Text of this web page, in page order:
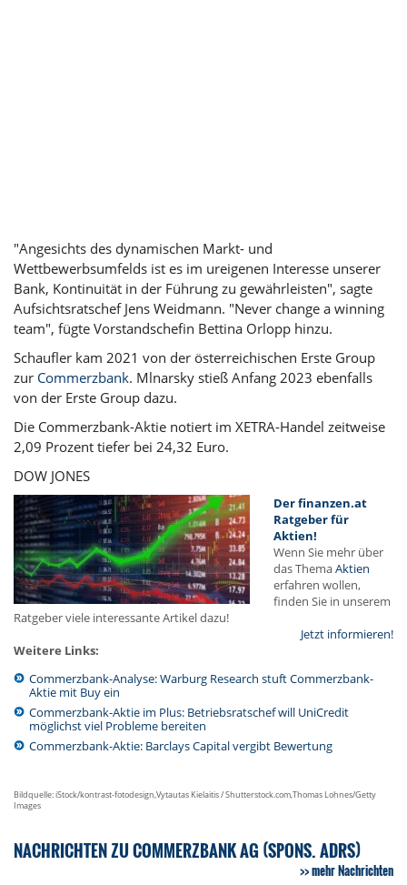
"Angesichts des dynamischen Markt- und
Wettbewerbsumfelds ist es im ureigenen Interesse unserer
Bank, Kontinuität in der Führung zu gewährleisten", sagte
Aufsichtsratschef Jens Weidmann. "Never change a winning
team", fügte Vorstandschefin Bettina Orlopp hinzu.
Schaufler kam 2021 von der österreichischen Erste Group
zur Commerzbank. Mlnarsky stieß Anfang 2023 ebenfalls
von der Erste Group dazu.
Die Commerzbank-Aktie notiert im XETRA-Handel zeitweise
2,09 Prozent tiefer bei 24,32 Euro.
DOW JONES
Der finanzen.at
Ratgeber für
Aktien!
Wenn Sie mehr über
das ThemaAktien
erfahren wollen,
finden Sie in unserem
Ratgeber viele interessante Artikel dazu!
Jetzt informieren!
Weitere Links:
Commerzbank-Analyse: Warburg Research stuft Commerzbank-
Aktie mit Buy ein
Commerzbank-Aktie im Plus: Betriebsratschef will UniCredit
möglichst viel Probleme bereiten
Commerzbank-Aktie: Barclays Capital vergibt Bewertung
Bildquelle: iStock/kontrast-fotodesign,Vytautas Kielaitis / Shutterstock.com,Thomas Lohnes/Getty
Images
NACHRICHTEN ZU COMMERZBANK AG (SPONS. ADRS)
mehr Nachrichten